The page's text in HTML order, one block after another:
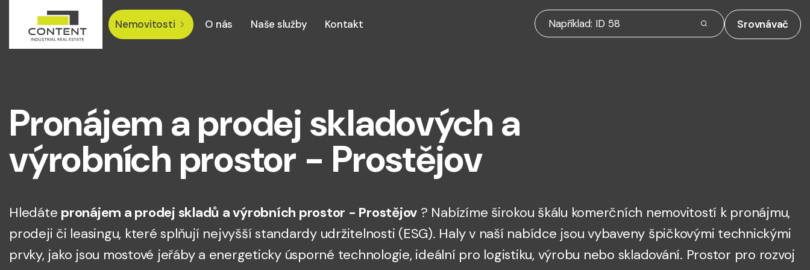
Nemovitosti O nás Naše služby Kontakt Srovnávač
Pronájem a prodej skladových a
výrobních prostor - Prostějov
Hledáte pronájem a prodej skladů a výrobních prostor - Prostějov ? Nabízíme širokou škálu komerčních nemovitostí k pronájmu,
prodeji či leasingu, které splňují nejvyšší standardy udržitelnosti (ESG). Haly v naší nabídce jsou vybaveny špičkovými technickými
prvky, jako jsou mostové jeřáby a energeticky úsporné technologie, ideální pro logistiku, výrobu nebo skladování. Prostor pro rozvoj